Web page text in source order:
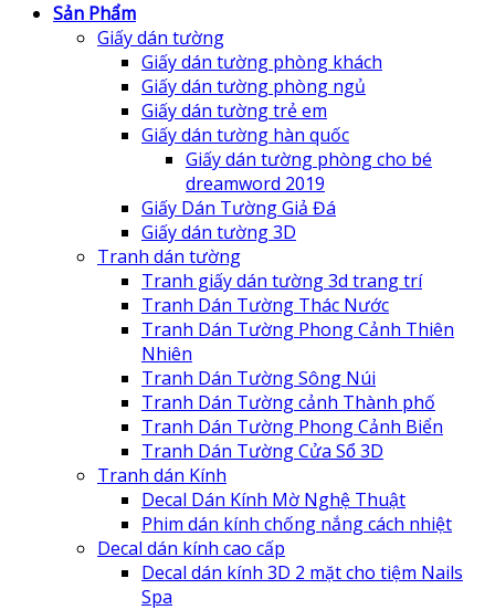
Sản Phẩm
Giấy dán tường
Giấy dán tường phòng khách
Giấy dán tường phòng ngủ
Giấy dán tường trẻ em
Giấy dán tường hàn quốc
Giấy dán tường phòng cho bé
dreamword 2019
Giấy Dán Tường Giả Đá
Giấy dán tường 3D
Tranh dán tường
Tranh giấy dán tường 3d trang trí
Tranh Dán Tường Thác Nước
Tranh Dán Tường Phong Cảnh Thiên
Nhiên
Tranh Dán Tường Sông Núi
Tranh Dán Tường cảnh Thành phố
Tranh Dán Tường Phong Cảnh Biển
Tranh Dán Tường Cửa Sổ 3D
Tranh dán Kính
Decal Dán Kính Mờ Nghệ Thuật
Phim dán kính chống nắng cách nhiệt
Decal dán kính cao cấp
Decal dán kính 3D 2 mặt cho tiệm Nails
Spa